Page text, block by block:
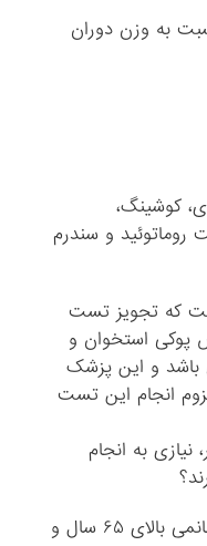
از ۱۰درصد نسبت به وزن دوران
کوشینگ،
دیابت نوع ۱ ، آرتریت روماتوئید و سندرم
که تجویز تست
استخوان و
و این پزشک
انجام این تست
به انجام
خیر، مگر این که (چنانکه گفتیم) خانمی بالای ۶۵ سال و